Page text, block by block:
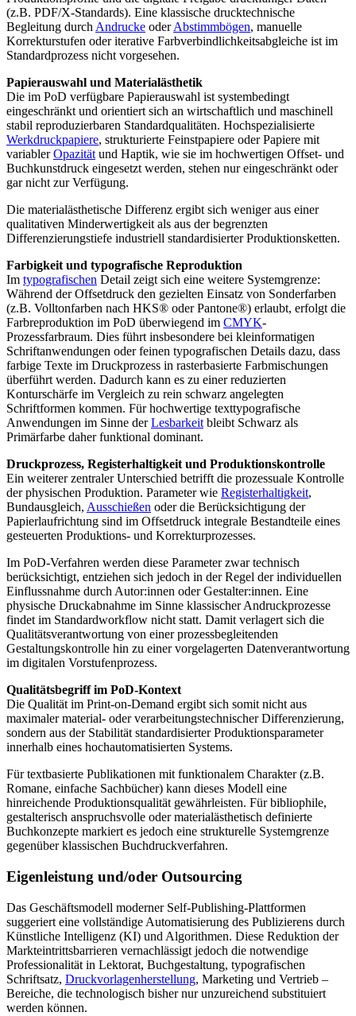
(z.B. PDF/X-Standards). Eine klassische drucktechnische
Begleitung durch Andrucke oderAbstimmbögen, manuelle
Korrekturstufen oder iterative Farbverbindlichkeitsabgleiche ist im
Standardprozess nicht vorgesehen.
Papierauswahl und Materialästhetik
Die im PoD verfügbare Papierauswahl ist systembedingt
eingeschränkt und orientiert sich an wirtschaftlich und maschinell
stabil reproduzierbaren Standardqualitäten. Hochspezialisierte
Werkdruckpapiere, strukturierte Feinstpapiere oder Papiere mit
variablerOpazität und Haptik, wie sie im hochwertigen Offset- und
Buchkunstdruck eingesetzt werden, stehen nur eingeschränkt oder
gar nicht zur Verfügung.
Die materialästhetische Differenz ergibt sich weniger aus einer
qualitativen Minderwertigkeit als aus der begrenzten
Differenzierungstiefe industriell standardisierter Produktionsketten.
Farbigkeit und typografische Reproduktion
Im typografischen Detail zeigt sich eine weitere Systemgrenze:
Während der Offsetdruck den gezielten Einsatz von Sonderfarben
(z.B. Volltonfarben nach HKS® oder Pantone®) erlaubt, erfolgt die
Farbreproduktion im PoD überwiegend im CMYK-
Prozessfarbraum. Dies führt insbesondere bei kleinformatigen
Schriftanwendungen oder feinen typografischen Details dazu, dass
farbige Texte im Druckprozess in rasterbasierte Farbmischungen
überführt werden. Dadurch kann es zu einer reduzierten
Konturschärfe im Vergleich zu rein schwarz angelegten
Schriftformen kommen. Für hochwertige texttypografische
Anwendungen im Sinne derLesbarkeit bleibt Schwarz als
Primärfarbe daher funktional dominant.
Druckprozess, Registerhaltigkeit und Produktionskontrolle
Ein weiterer zentraler Unterschied betrifft die prozessuale Kontrolle
der physischen Produktion. Parameter wie Registerhaltigkeit,
Bundausgleich, Ausschießen oder die Berücksichtigung der
Papierlaufrichtung sind im Offsetdruck integrale Bestandteile eines
gesteuerten Produktions- und Korrekturprozesses.
Im PoD-Verfahren werden diese Parameter zwar technisch
berücksichtigt, entziehen sich jedoch in der Regel der individuellen
Einflussnahme durch Autor:innen oder Gestalter:innen. Eine
physische Druckabnahme im Sinne klassischer Andruckprozesse
findet im Standardworkflow nicht statt. Damit verlagert sich die
Qualitätsverantwortung von einer prozessbegleitenden
Gestaltungskontrolle hin zu einer vorgelagerten Datenverantwortung
im digitalen Vorstufenprozess.
Qualitätsbegriff im PoD-Kontext
Die Qualität im Print-on-Demand ergibt sich somit nicht aus
maximaler material- oder verarbeitungstechnischer Differenzierung,
sondern aus der Stabilität standardisierter Produktionsparameter
innerhalb eines hochautomatisierten Systems.
Für textbasierte Publikationen mit funktionalem Charakter (z.B.
Romane, einfache Sachbücher) kann dieses Modell eine
hinreichende Produktionsqualität gewährleisten. Für bibliophile,
gestalterisch anspruchsvolle oder materialästhetisch definierte
Buchkonzepte markiert es jedoch eine strukturelle Systemgrenze
gegenüber klassischen Buchdruckverfahren.
Eigenleistung und/oder Outsourcing
Das Geschäftsmodell moderner Self-Publishing-Plattformen
suggeriert eine vollständige Automatisierung des Publizierens durch
Künstliche Intelligenz (KI) und Algorithmen. Diese Reduktion der
Markteintrittsbarrieren vernachlässigt jedoch die notwendige
Professionalität in Lektorat, Buchgestaltung, typografischen
Schriftsatz, Druckvorlagenherstellung, Marketing und Vertrieb –
Bereiche, die technologisch bisher nur unzureichend substituiert
werden können.